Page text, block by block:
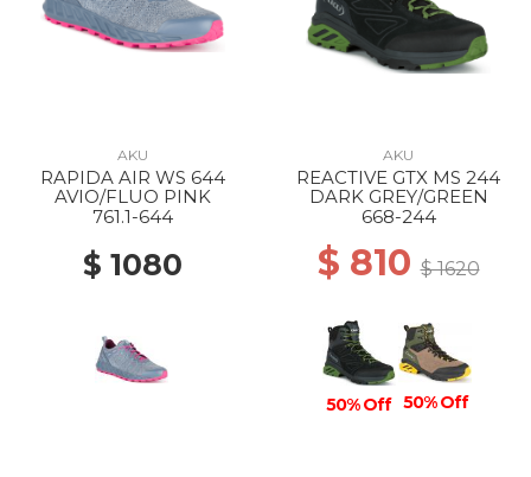
AKU
RAPIDA AIR WS 644
AVIO/FLUO PINK
761.1-644
$ 1080
AKU
REACTIVE GTX MS 244
DARK GREY/GREEN
668-244
$ 810$ 1620
50% Off 50% Off